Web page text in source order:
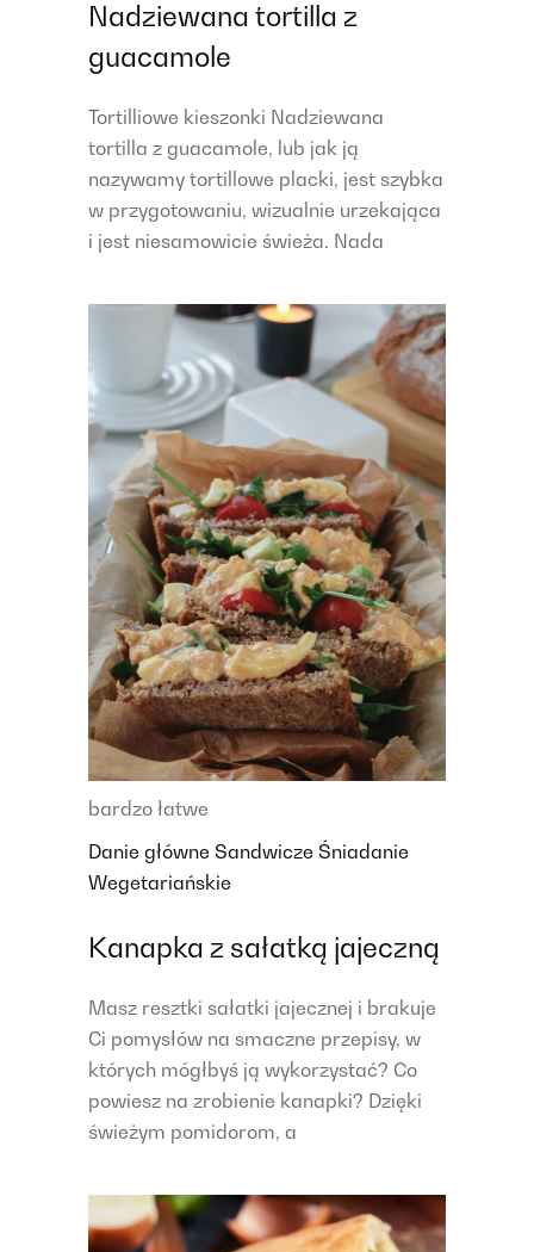
Nadziewana tortilla z
guacamole
Tortilliowe kieszonki Nadziewana
tortilla z guacamole, lub jak ją
nazywamy tortillowe placki, jest szybka
w przygotowaniu, wizualnie urzekająca
i jest niesamowicie świeża. Nada
bardzo łatwe
Danie główne Sandwicze Śniadanie
Wegetariańskie
Kanapka z sałatką jajeczną
Masz resztki sałatki jajecznej i brakuje
Ci pomysłów na smaczne przepisy, w
których mógłbyś ją wykorzystać? Co
powiesz na zrobienie kanapki? Dzięki
świeżym pomidorom, a